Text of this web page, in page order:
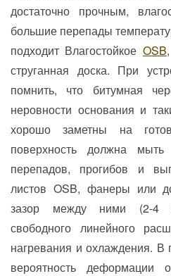
достаточно прочным,
большие перепады
подходит Влагостойкое OSB
струганная доска. При
помнить, что битумная
неровности основания и
хорошо заметны на
поверхность должна
перепадов, прогибов и
листов OSB, фанеры или
зазор между ними (2-4
свободного линейного
нагревания и охлаждения. В
вероятность деформации